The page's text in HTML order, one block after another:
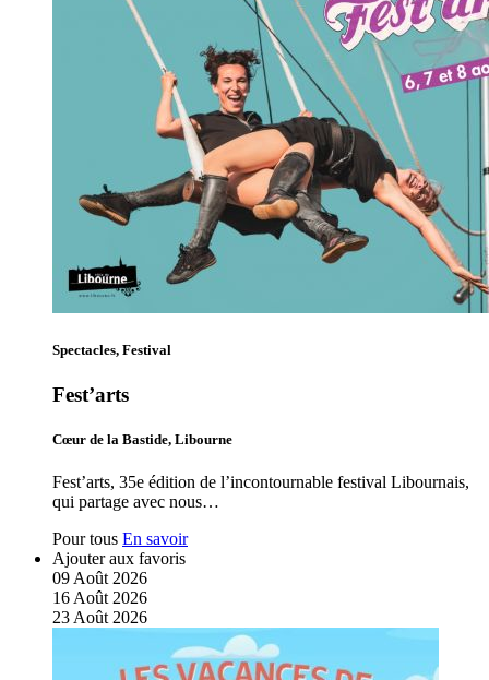
Spectacles, Festival
Fest’arts
Cœur de la Bastide, Libourne
Fest’arts, 35e édition de l’incontournable festival Libournais,
qui partage avec nous…
Pour tous En savoir
Ajouter aux favoris
09Août 2026
16Août 2026
23Août 2026